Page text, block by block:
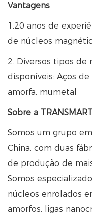
Vantagens
1,20 anos de
de núcleos
2. Diversos tipos de
disponíveis: Aços
amorfa, mumetal
Sobre a
Somos um grupo
China, com duas
de produção de
Somos
núcleos enrolados
amorfos, ligas